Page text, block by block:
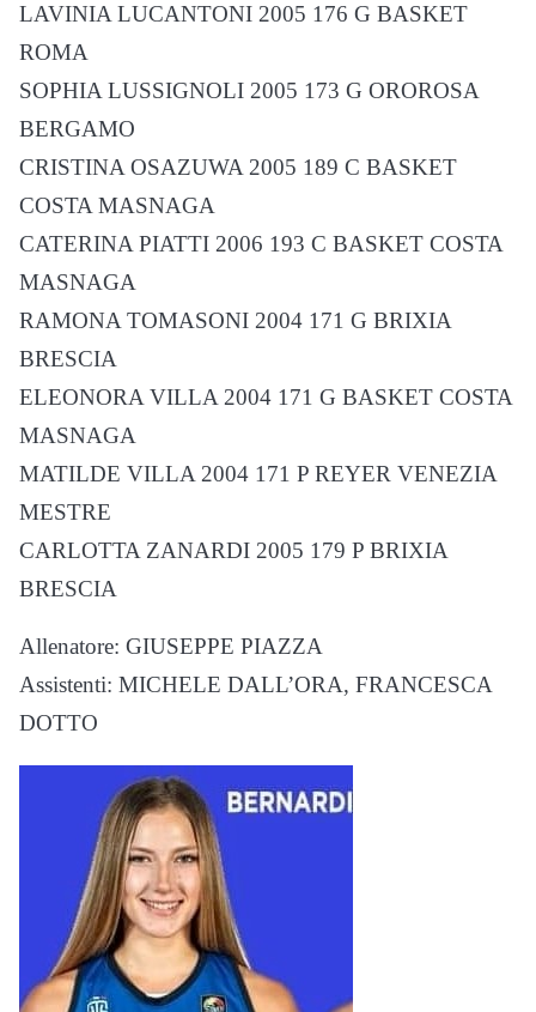
LAVINIA LUCANTONI 2005 176 G BASKET
ROMA
SOPHIA LUSSIGNOLI 2005 173 G OROROSA
BERGAMO
CRISTINA OSAZUWA 2005 189 C BASKET
COSTA MASNAGA
CATERINA PIATTI 2006 193 C BASKET COSTA
MASNAGA
RAMONA TOMASONI 2004 171 G BRIXIA
BRESCIA
ELEONORA VILLA 2004 171 G BASKET COSTA
MASNAGA
MATILDE VILLA 2004 171 P REYER VENEZIA
MESTRE
CARLOTTA ZANARDI 2005 179 P BRIXIA
BRESCIA
Allenatore: GIUSEPPE PIAZZA
Assistenti: MICHELE DALL’ORA, FRANCESCA
DOTTO